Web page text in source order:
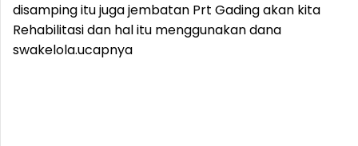
disamping itu juga jembatan Prt Gading akan kita
Rehabilitasi dan hal itu menggunakan dana
swakelola.ucapnya